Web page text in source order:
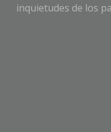
inquietudes de los